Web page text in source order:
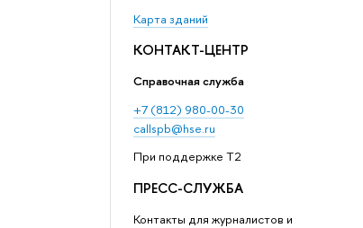
Карта зданий
КОНТАКТ-ЦЕНТР
Справочная служба
+7 (812) 980-00-30
callspb@hse.ru
При поддержке T2
ПРЕСС-СЛУЖБА
Контакты для журналистов и